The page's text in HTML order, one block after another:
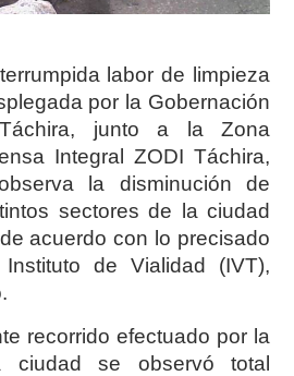
labor de limpieza
por la Gobernación
junto a la Zona
Integral ZODI Táchira,
la disminución de
sectores de la ciudad
acuerdo con lo precisado
de Vialidad (IVT),
recorrido efectuado por la
se observó total